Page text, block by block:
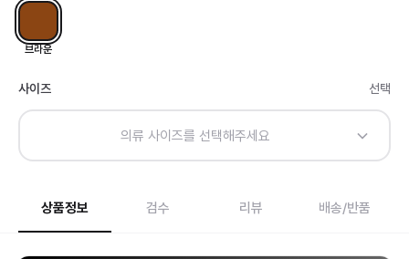
브라운
사이즈 선택
의류 사이즈를 선택해주세요
상품정보 검수 리뷰 배송/반품